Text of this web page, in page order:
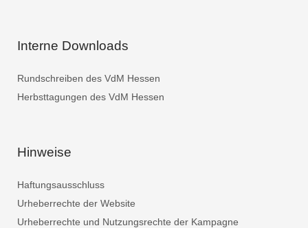
Interne Downloads
Rundschreiben des VdM Hessen
Herbsttagungen des VdM Hessen
Hinweise
Haftungsausschluss
Urheberrechte der Website
Urheberrechte und Nutzungsrechte der Kampagne